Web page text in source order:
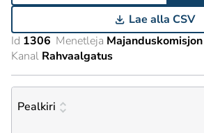
Lae alla CSV
Id 1306 Menetleja Majanduskomisjon
Kanal Rahvaalgatus
Pealkiri